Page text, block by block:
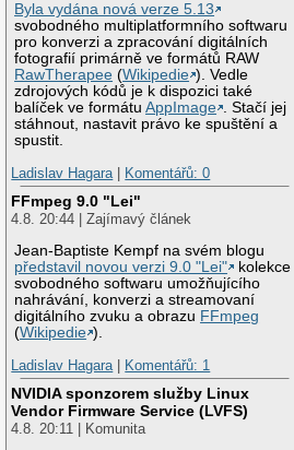
Byla vydána nová verze 5.13
svobodného multiplatformního softwaru
pro konverzi a zpracování digitálních
fotografií primárně ve formátů RAW
RawTherapee (Wikipedie ). Vedle
zdrojových kódů je k dispozici také
balíček ve formátuAppImage . Stačí jej
stáhnout, nastavit právo ke spuštění a
spustit.
Ladislav Hagara
Komentářů: 0
FFmpeg 9.0 "Lei"
4.8. 20:44 | Zajímavý článek
Jean-Baptiste Kempf na svém blogu
představil novou verzi 9.0 "Lei"
kolekce
svobodného softwaru umožňujícího
nahrávání, konverzi a streamovaní
digitálního zvuku a obrazu FFmpeg
(Wikipedie ).
Ladislav Hagara
Komentářů: 1
NVIDIA sponzorem služby Linux
Vendor Firmware Service (LVFS)
4.8. 20:11 | Komunita